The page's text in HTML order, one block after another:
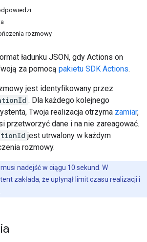
rozmowy
ładunku JSON, gdy Actions on
za pomocą pakietu SDK Actions.
jest identyfikowany przez
. Dla każdego kolejnego
Twoja realizacja otrzyma zamiar,
przetworzyć dane i na nie zareagować.
jest utrwalony w każdym
rozmowy.
nadejść w ciągu 10 sekund. W
zakłada, że upłynął limit czasu realizacji i